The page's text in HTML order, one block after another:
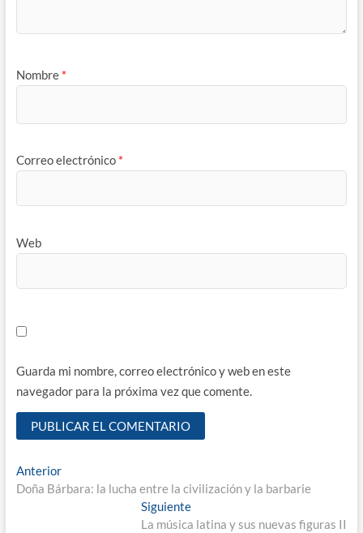
Nombre *
Correo electrónico *
Web
Guarda mi nombre, correo electrónico y web en este
navegador para la próxima vez que comente.
Navegación
de
AnteriorEntrada
anterior:
Doña Bárbara: la lucha entre la civilización y la barbarie
SiguienteEntrada
siguiente:
La música latina y sus nuevas figuras II